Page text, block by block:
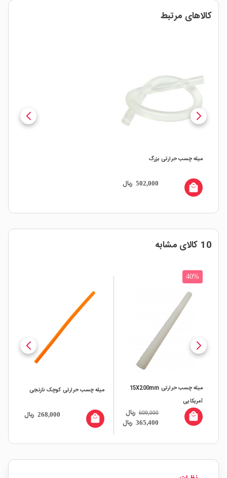
کالاهای مرتبط
میله چسب حرارتی بزرگ
502,000 ریال local_mall
10 کالای مشابه
40%
میله چسب حرارتی 15X200mm
آمریکایی
365,400 ریال
609,000 ریال local_mall
میله چسب حرارتی کوچک نارنجی
268,000 ریال local_mall